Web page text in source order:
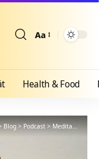
Aa
Health & Food
Blog>Podcast>Meditationsanleitung